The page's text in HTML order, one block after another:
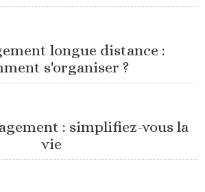
longue distance :
s'organiser ?
: simplifiez-vous la
vie